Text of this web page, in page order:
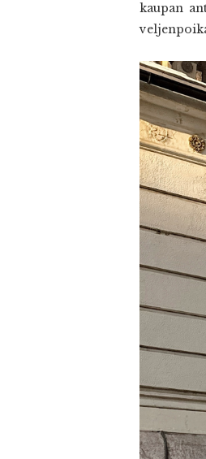
kaupan